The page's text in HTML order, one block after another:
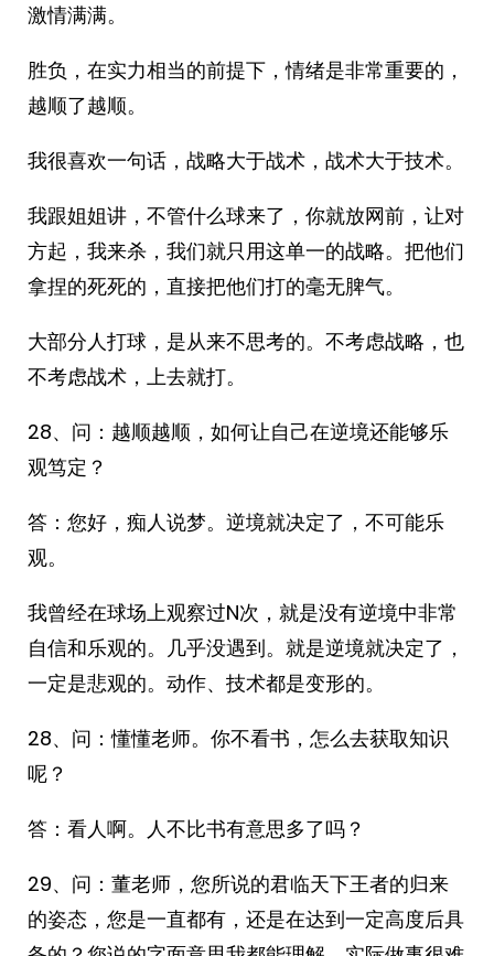
激情满满。
胜负，在实力相当的前提下，情绪是非常重要的，
越顺了越顺。
我很喜欢一句话，战略大于战术，战术大于技术。
我跟姐姐讲，不管什么球来了，你就放网前，让对
方起，我来杀，我们就只用这单一的战略。把他们
拿捏的死死的，直接把他们打的毫无脾气。
大部分人打球，是从来不思考的。不考虑战略，也
不考虑战术，上去就打。
28、问：越顺越顺，如何让自己在逆境还能够乐
观笃定？
答：您好，痴人说梦。逆境就决定了，不可能乐
观。
我曾经在球场上观察过N次，就是没有逆境中非常
自信和乐观的。几乎没遇到。就是逆境就决定了，
一定是悲观的。动作、技术都是变形的。
28、问：懂懂老师。你不看书，怎么去获取知识
呢？
答：看人啊。人不比书有意思多了吗？
29、问：董老师，您所说的君临天下王者的归来
的姿态，您是一直都有，还是在达到一定高度后具